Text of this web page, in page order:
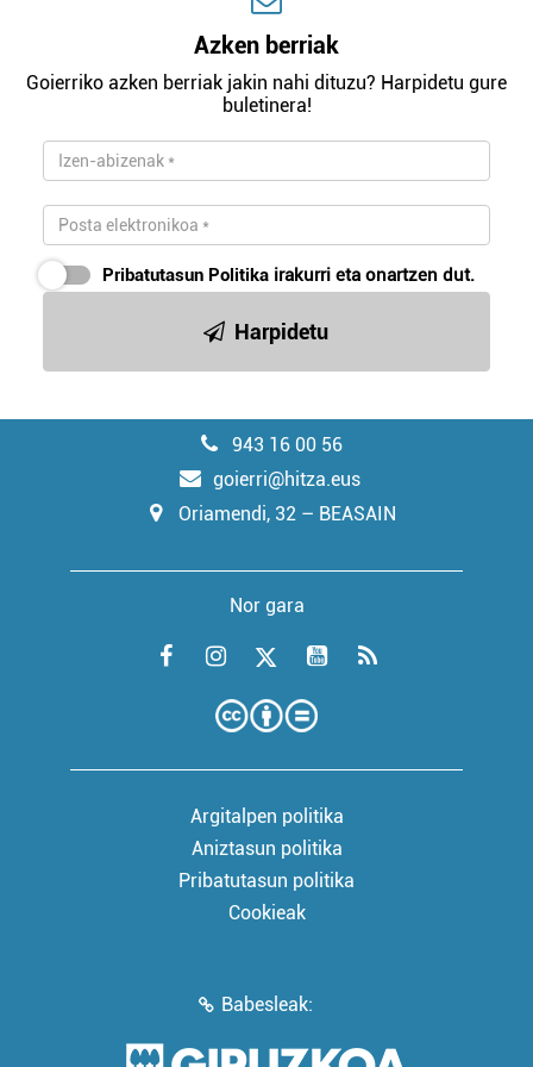
Azken berriak
Goierriko azken berriak jakin nahi dituzu? Harpidetu gure
buletinera!
Pribatutasun Politika irakurri eta onartzen dut.
Harpidetu
943 16 00 56
goierri@hitza.eus
Oriamendi, 32 – BEASAIN
Nor gara
Argitalpen politika
Aniztasun politika
Pribatutasun politika
Cookieak
Babesleak: